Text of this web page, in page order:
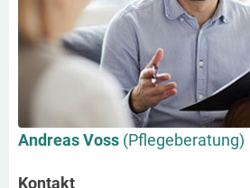
Andreas Voss (Pflegeberatung)
Kontakt